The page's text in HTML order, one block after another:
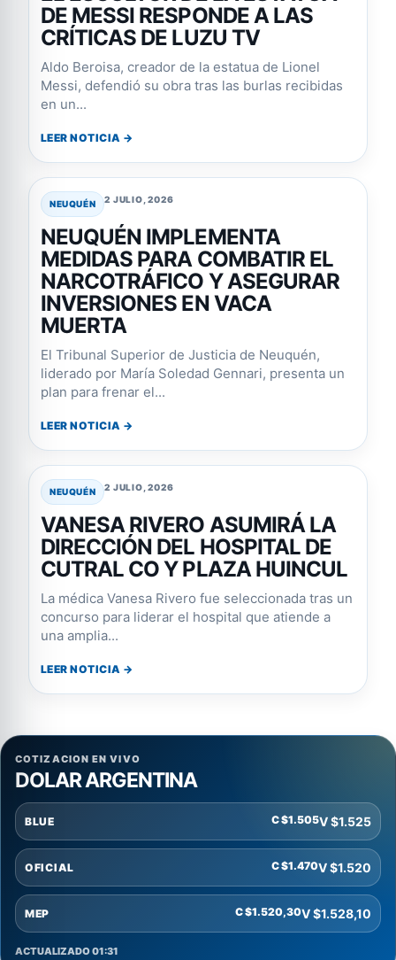
DE MESSI RESPONDE A LAS
CRÍTICAS DE LUZU TV
Aldo Beroisa, creador de la estatua de Lionel
Messi, defendió su obra tras las burlas recibidas
en un...
LEER NOTICIA →
NEUQUÉN 2 JULIO, 2026
NEUQUÉN IMPLEMENTA
MEDIDAS PARA COMBATIR EL
NARCOTRÁFICO Y ASEGURAR
INVERSIONES EN VACA
MUERTA
El Tribunal Superior de Justicia de Neuquén,
liderado por María Soledad Gennari, presenta un
plan para frenar el...
LEER NOTICIA →
NEUQUÉN 2 JULIO, 2026
VANESA RIVERO ASUMIRÁ LA
DIRECCIÓN DEL HOSPITAL DE
CUTRAL CO Y PLAZA HUINCUL
La médica Vanesa Rivero fue seleccionada tras un
concurso para liderar el hospital que atiende a
una amplia...
LEER NOTICIA →
COTIZACION EN VIVO
DOLAR ARGENTINA
BLUE C $1.505V $1.525
OFICIAL C $1.470V $1.520
MEP C $1.520,30V $1.528,10
ACTUALIZADO 01:31